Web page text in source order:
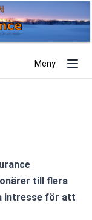
Meny
till flera
intresse för att